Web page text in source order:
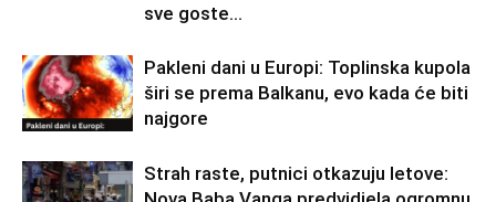
sve goste...
Pakleni dani u Europi: Toplinska kupola
širi se prema Balkanu, evo kada će biti
najgore
Strah raste, putnici otkazuju letove: